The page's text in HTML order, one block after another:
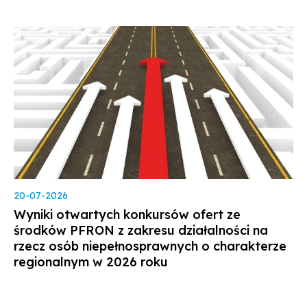
20-07-2026
Wyniki otwartych konkursów ofert ze
środków PFRON z zakresu działalności na
rzecz osób niepełnosprawnych o charakterze
regionalnym w 2026 roku